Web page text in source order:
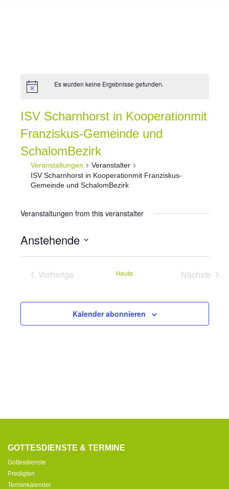
Es wurden keine Ergebnisse gefunden.
ISV Scharnhorst in Kooperationmit
Franziskus-Gemeinde und
SchalomBezirk
Veranstaltungen
Veranstalter
ISV Scharnhorst in Kooperationmit Franziskus-
Gemeinde und SchalomBezirk
Veranstaltungen from this veranstalter
Anstehende
Datum
wählen.Vorherige
Heute
Nächste
Kalender abonnieren
GOTTESDIENSTE & TERMINE
Gottesdienste
Predigten
Terminkalender